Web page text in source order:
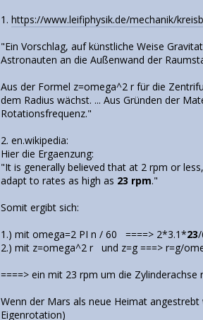
1.https://www.leifiphysik.de/mechanik/
"Ein Vorschlag, auf künstliche Weise
Astronauten an die Außenwand der
Aus der Formel z=omega^2 r für die
dem Radius wächst. ... Aus Gründen der
Rotationsfrequenz."
2. en.wikipedia:
Hier die Ergaenzung:
"It is generally believed that at 2 rpm or
adapt to rates as high as 23 rpm."
Somit ergibt sich:
1.) mit omega=2 PI n / 60 ====> 2*3.1*23
2.) mit z=omega^2 r und z=g ===> r=g/
====> ein mit 23 rpm um die
Wenn der Mars als neue Heimat
Eigenrotation)